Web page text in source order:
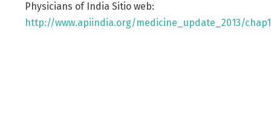
Physicians of India Sitio web:
http://www.apiindia.org/medicine_update_2013/